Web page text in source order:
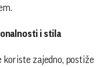
i stila
koriste zajedno, postiže